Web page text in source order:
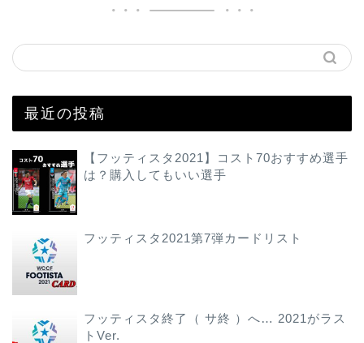
最近の投稿
【フッティスタ2021】コスト70おすすめ選手
は？購入してもいい選手
フッティスタ2021第7弾カードリスト
フッティスタ終了（ サ終 ）へ… 2021がラス
トVer.